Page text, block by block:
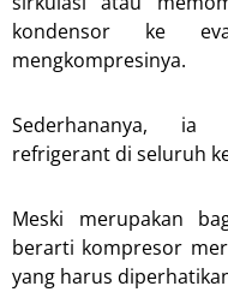
kondensor ke
mengkompresinya.
Sederhananya, ia
refrigerant di seluruh
Meski merupakan
berarti kompresor
yang harus